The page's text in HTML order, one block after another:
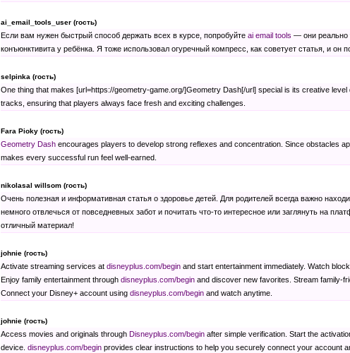
ai_email_tools_user (гость)
Если вам нужен быстрый способ держать всех в курсе, попробуйте ai email tools — они реально
конъюнктивита у ребёнка. Я тоже использовал огуречный компресс, как советует статья, и
selpinka (гость)
One thing that makes [url=https://geometry-game.org/]Geometry Dash[/url] special is its creative
tracks, ensuring that players always face fresh and exciting challenges.
Fara Pioky (гость)
Geometry Dash encourages players to develop strong reflexes and concentration. Since obstacles
makes every successful run feel well-earned.
nikolasal willsom (гость)
Очень полезная и информативная статья о здоровье детей. Для родителей всегда важно
немного отвлечься от повседневных забот и почитать что-то интересное или заглянуть на
отличный материал!
johnie (гость)
Activate streaming services at disneyplus.com/begin and start entertainment immediately. Watch
Enjoy family entertainment through disneyplus.com/begin and discover new favorites. Stream family-
Connect your Disney+ account using disneyplus.com/begin and watch anytime.
johnie (гость)
Access movies and originals through Disneyplus.com/begin after simple verification. Start the
device. disneyplus.com/begin provides clear instructions to help you securely connect your account